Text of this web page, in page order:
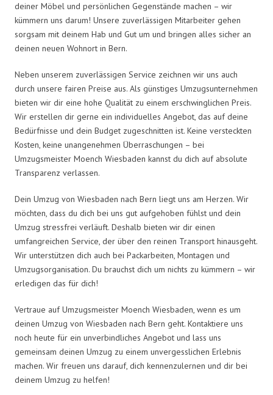
deiner Möbel und persönlichen Gegenstände machen – wir
kümmern uns darum! Unsere zuverlässigen Mitarbeiter gehen
sorgsam mit deinem Hab und Gut um und bringen alles sicher an
deinen neuen Wohnort in Bern.
Neben unserem zuverlässigen Service zeichnen wir uns auch
durch unsere fairen Preise aus. Als günstiges Umzugsunternehmen
bieten wir dir eine hohe Qualität zu einem erschwinglichen Preis.
Wir erstellen dir gerne ein individuelles Angebot, das auf deine
Bedürfnisse und dein Budget zugeschnitten ist. Keine versteckten
Kosten, keine unangenehmen Überraschungen – bei
Umzugsmeister Moench Wiesbaden kannst du dich auf absolute
Transparenz verlassen.
Dein Umzug von Wiesbaden nach Bern liegt uns am Herzen. Wir
möchten, dass du dich bei uns gut aufgehoben fühlst und dein
Umzug stressfrei verläuft. Deshalb bieten wir dir einen
umfangreichen Service, der über den reinen Transport hinausgeht.
Wir unterstützen dich auch bei Packarbeiten, Montagen und
Umzugsorganisation. Du brauchst dich um nichts zu kümmern – wir
erledigen das für dich!
Vertraue auf Umzugsmeister Moench Wiesbaden, wenn es um
deinen Umzug von Wiesbaden nach Bern geht. Kontaktiere uns
noch heute für ein unverbindliches Angebot und lass uns
gemeinsam deinen Umzug zu einem unvergesslichen Erlebnis
machen. Wir freuen uns darauf, dich kennenzulernen und dir bei
deinem Umzug zu helfen!